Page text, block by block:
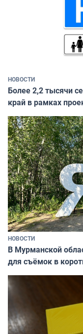
НОВОСТИ
Более 2,2 тысячи
край в рамках
НОВОСТИ
В Мурманской
для съёмок в